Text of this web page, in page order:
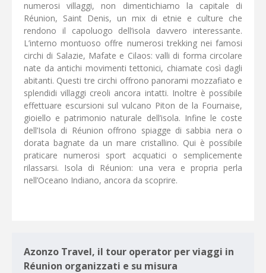
numerosi villaggi, non dimentichiamo la capitale di
Réunion, Saint Denis, un mix di etnie e culture che
rendono il capoluogo dell’isola davvero interessante.
L’interno montuoso offre numerosi trekking nei famosi
circhi di Salazie, Mafate e Cilaos: valli di forma circolare
nate da antichi movimenti tettonici, chiamate così dagli
abitanti. Questi tre circhi offrono panorami mozzafiato e
splendidi villaggi creoli ancora intatti. Inoltre è possibile
effettuare escursioni sul vulcano Piton de la Fournaise,
gioiello e patrimonio naturale dell’isola. Infine le coste
dell’Isola di Réunion offrono spiagge di sabbia nera o
dorata bagnate da un mare cristallino. Qui è possibile
praticare numerosi sport acquatici o semplicemente
rilassarsi. Isola di Réunion: una vera e propria perla
nell’Oceano Indiano, ancora da scoprire.
Azonzo Travel, il tour operator per viaggi in
Réunion organizzati e su misura